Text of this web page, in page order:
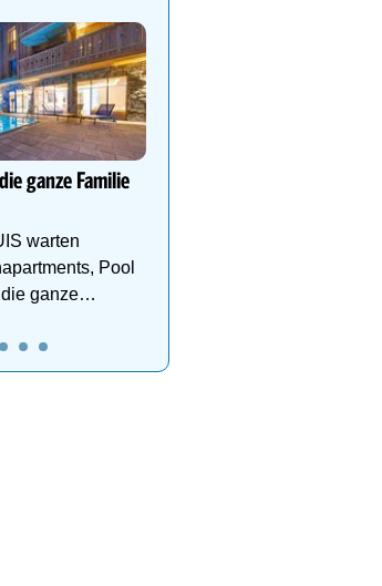
ganze Familie
warten
Pool
ganze